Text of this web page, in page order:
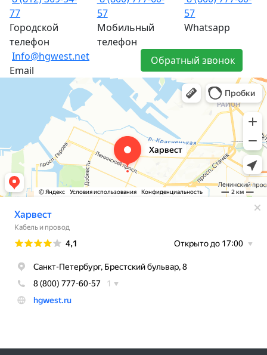
77
Городской
телефон
57
Мобильный
телефон
57
Whatsapp
Info@hgwest.net
Email
Обратный звонок